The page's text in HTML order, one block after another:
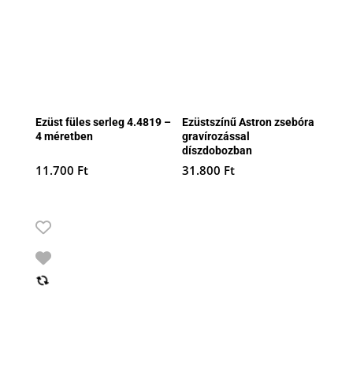
Ezüst füles serleg 4.4819 –
4 méretben
11.700 Ft
Ezüstszínű Astron zsebóra
gravírozással
díszdobozban
31.800 Ft